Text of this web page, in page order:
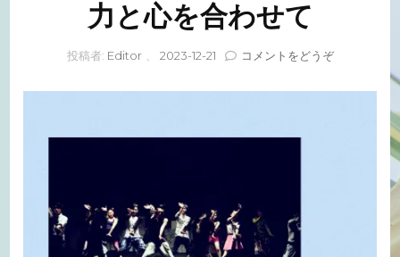
力と心を合わせて
投稿者: Editor 、 2023-12-21 コメントをどうぞ(力
心